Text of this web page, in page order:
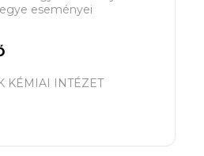
eseményei
KÉMIAI INTÉZET